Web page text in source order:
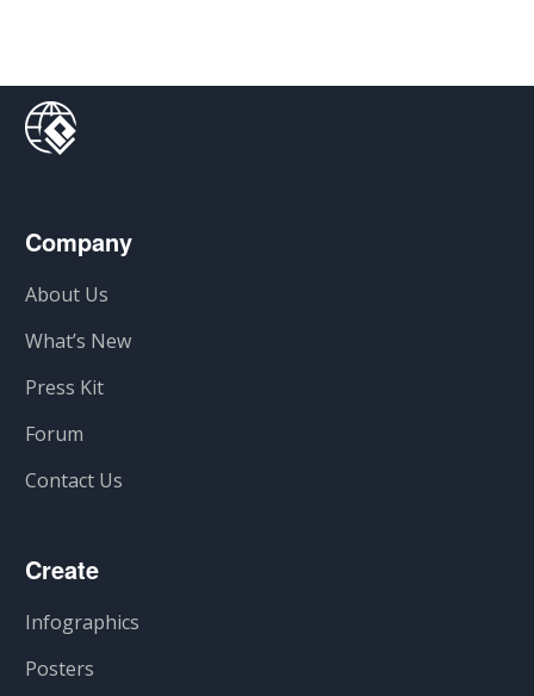
Company
About Us
What’s New
Press Kit
Forum
Contact Us
Create
Infographics
Posters